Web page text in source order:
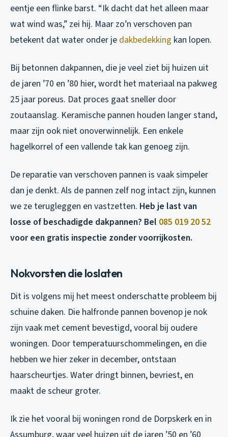
eentje een flinke barst. “Ik dacht dat het alleen maar
wat wind was,” zei hij. Maar zo’n verschoven pan
betekent dat water onder je dakbedekking kan lopen.
Bij betonnen dakpannen, die je veel ziet bij huizen uit
de jaren ’70 en ’80 hier, wordt het materiaal na pakweg
25 jaar poreus. Dat proces gaat sneller door
zoutaanslag. Keramische pannen houden langer stand,
maar zijn ook niet onoverwinnelijk. Een enkele
hagelkorrel of een vallende tak kan genoeg zijn.
De reparatie van verschoven pannen is vaak simpeler
dan je denkt. Als de pannen zelf nog intact zijn, kunnen
we ze terugleggen en vastzetten. Heb je last van
losse of beschadigde dakpannen? Bel 085 019 20 52
voor een gratis inspectie zonder voorrijkosten.
Nokvorsten die loslaten
Dit is volgens mij het meest onderschatte probleem bij
schuine daken. Die halfronde pannen bovenop je nok
zijn vaak met cement bevestigd, vooral bij oudere
woningen. Door temperatuurschommelingen, en die
hebben we hier zeker in december, ontstaan
haarscheurtjes. Water dringt binnen, bevriest, en
maakt de scheur groter.
Ik zie het vooral bij woningen rond de Dorpskerk en in